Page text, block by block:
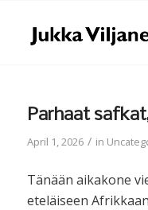
Parhaat
April 1, 2026 / in
Tänään aikakone
eteläiseen